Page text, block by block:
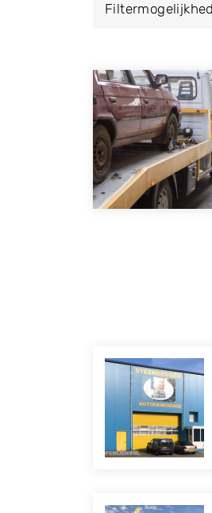
of deze liever
Zoekt u liever naar
hier alle bedrijven
behulp van uw
U kunt er ook voor
laten halen door
onderdelen
kenteken in en
Honda, Hyundai,
Peugeot, Porsche,
Volkswagen en